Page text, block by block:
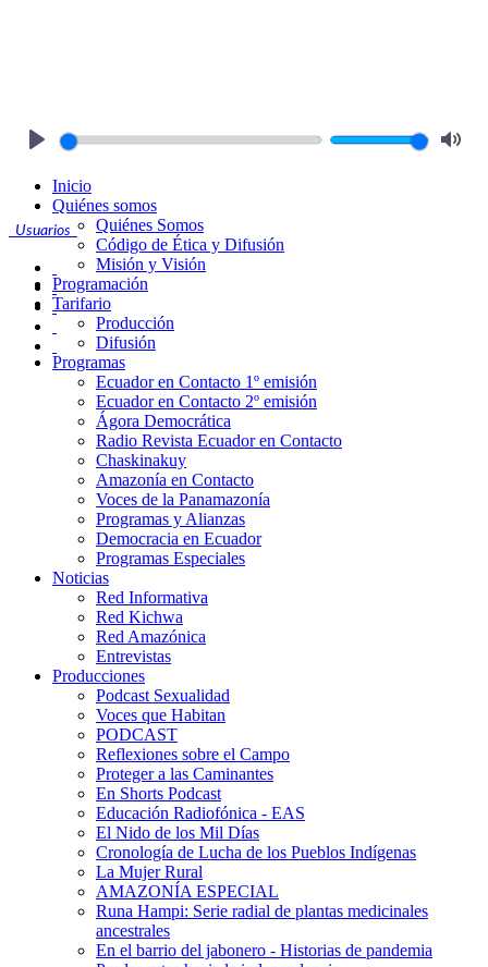
Usuarios
Inicio
Quiénes somos
Quiénes Somos
Código de Ética y Difusión
Misión y Visión
Programación
Tarifario
Producción
Difusión
Programas
Ecuador en Contacto 1º emisión
Ecuador en Contacto 2º emisión
Ágora Democrática
Radio Revista Ecuador en Contacto
Chaskinakuy
Amazonía en Contacto
Voces de la Panamazonía
Programas y Alianzas
Democracia en Ecuador
Programas Especiales
Noticias
Red Informativa
Red Kichwa
Red Amazónica
Entrevistas
Producciones
Podcast Sexualidad
Voces que Habitan
PODCAST
Reflexiones sobre el Campo
Proteger a las Caminantes
En Shorts Podcast
Educación Radiofónica - EAS
El Nido de los Mil Días
Cronología de Lucha de los Pueblos Indígenas
La Mujer Rural
AMAZONÍA ESPECIAL
Runa Hampi: Serie radial de plantas medicinales
ancestrales
En el barrio del jabonero - Historias de pandemia